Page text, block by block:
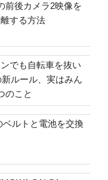
前後カメラ2映像を
する方法
でも自転車を抜い
ルール、実はみん
のこと
ルトと電池を交換